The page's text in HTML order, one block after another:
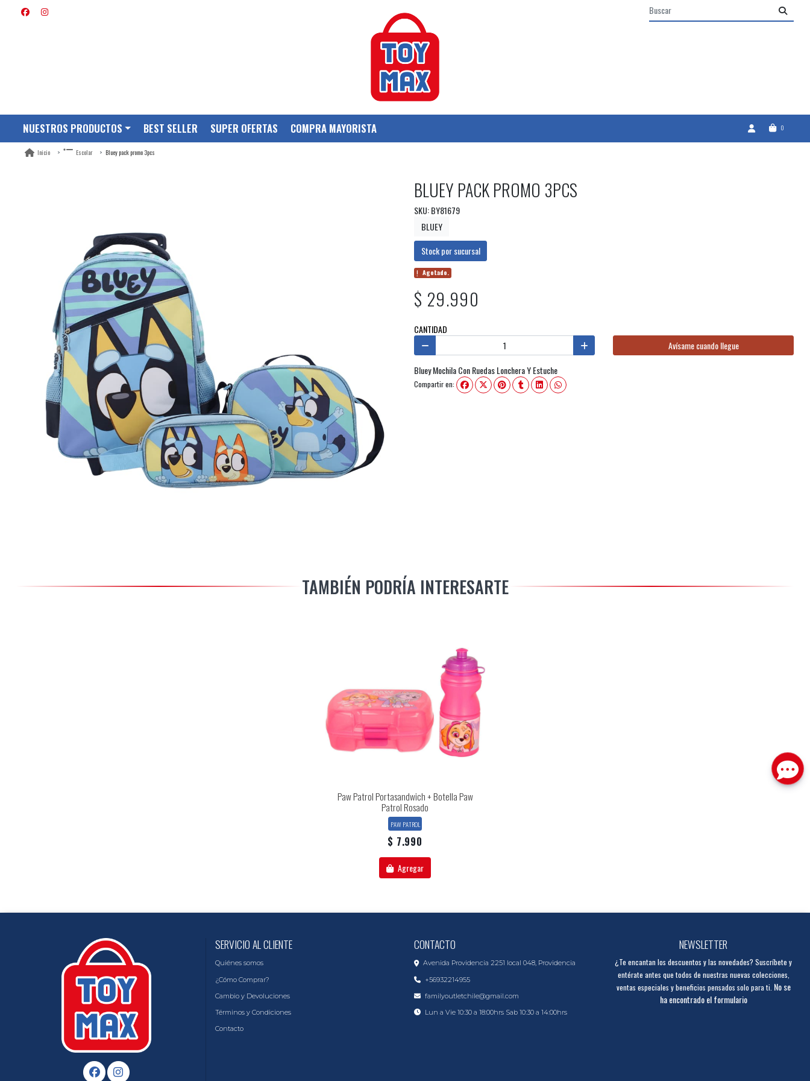
NUESTROS PRODUCTOS BEST SELLER SUPER OFERTAS COMPRA MAYORISTA 0
Inicio Escolar Bluey pack promo 3pcs
BLUEY PACK PROMO 3PCS
SKU: BY81679
BLUEY
Stock por sucursal
Agotado.
$ 29.990
CANTIDAD
Avísame cuando llegue
Bluey Mochila Con Ruedas Lonchera Y Estuche
Compartir en:
TAMBIÉN PODRÍA INTERESARTE
Paw Patrol Portasandwich + Botella Paw
Patrol Rosado
PAW PATROL
$ 7.990
Agregar
SERVICIO AL CLIENTE
Quiénes somos
¿Cómo Comprar?
Cambio y Devoluciones
Términos y Condiciones
Contacto
CONTACTO
Avenida Providencia 2251 local 048, Providencia
+56932214955
familyoutletchile@gmail.com
Lun a Vie 10:30 a 18:00hrs Sab 10:30 a 14:00hrs
NEWSLETTER
¿Te encantan los descuentos y las novedades? Suscríbete y
entérate antes que todos de nuestras nuevas colecciones,
ventas especiales y beneficios pensados solo para ti. No se
ha encontrado el formulario